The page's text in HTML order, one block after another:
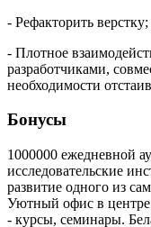
- Рефакторить верстку;
- Плотное
разработчиками,
необходимости
Бонусы
1000000 ежедневной
исследовательские
развитие одного из
Уютный офис в
- курсы, семинары.